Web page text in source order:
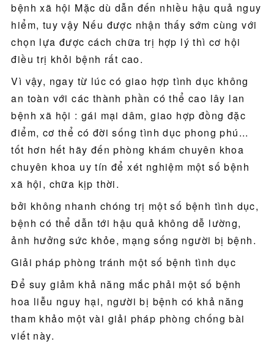
bệnh xã hội Mặc dù dẫn đến nhiều hậu quả nguy
hiểm, tuy vậy Nếu được nhận thấy sớm cùng với
chọn lựa được cách chữa trị hợp lý thì cơ hội
điều trị khỏi bệnh rất cao.
Vì vậy, ngay từ lúc có giao hợp tình dục không
an toàn với các thành phần có thể cao lây lan
bệnh xã hội : gái mại dâm, giao hợp đồng đặc
điểm, cơ thể có đời sống tình dục phong phú...
tốt hơn hết hãy đến phòng khám chuyên khoa
chuyên khoa uy tín để xét nghiệm một số bệnh
xã hội, chữa kịp thời.
bởi không nhanh chóng trị một số bệnh tình dục,
bệnh có thể dẫn tới hậu quả không dễ lường,
ảnh hưởng sức khỏe, mạng sống người bị bệnh.
Giải pháp phòng tránh một số bệnh tình dục
Để suy giảm khả năng mắc phải một số bệnh
hoa liễu nguy hại, người bị bệnh có khả năng
tham khảo một vài giải pháp phòng chống bài
viết này.